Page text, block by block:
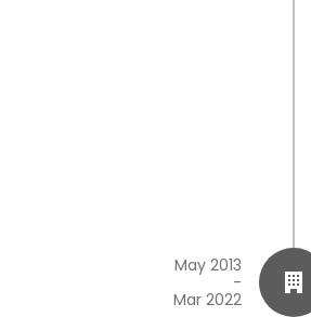
May 2013
-
Mar 2022